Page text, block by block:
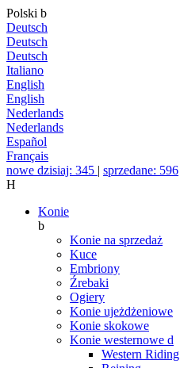
Polski b
Deutsch
Deutsch
Deutsch
Italiano
English
English
Nederlands
Nederlands
Español
Français
nowe dzisiaj: 345 | sprzedane: 596
H
Konie
b
Konie na sprzedaż
Kuce
Embriony
Źrebaki
Ogiery
Konie ujeżdżeniowe
Konie skokowe
Konie westernowe d
Western Riding